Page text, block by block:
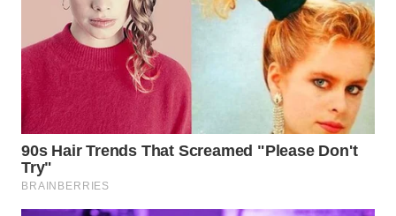
PAKPAK
WN
KARAWANG
WN
BEKASI
WN